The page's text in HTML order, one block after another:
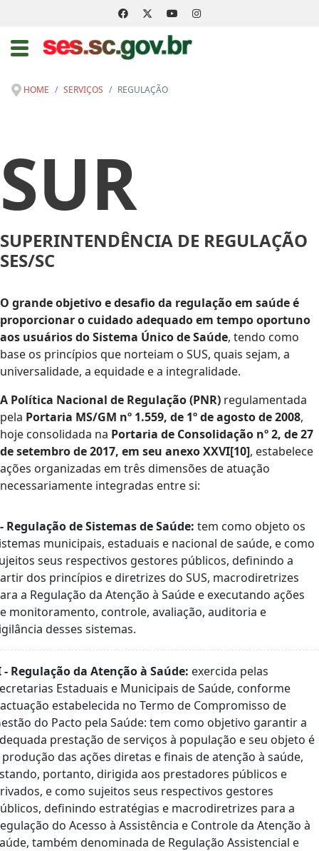
HOME SERVIÇOS REGULAÇÃO
SUR
SUPERINTENDÊNCIA DE REGULAÇÃO
SES/SC
O grande objetivo e desafio da regulação em saúde é
proporcionar o cuidado adequado em tempo oportuno
aos usuários do Sistema Único de Saúde, tendo como
base os princípios que norteiam o SUS, quais sejam, a
universalidade, a equidade e a integralidade.
A Política Nacional de Regulação (PNR) regulamentada
pela Portaria MS/GM nº 1.559, de 1º de agosto de 2008,
hoje consolidada na Portaria de Consolidação nº 2, de 27
de setembro de 2017, em seu anexo XXVI[10], estabelece
ações organizadas em três dimensões de atuação
necessariamente integradas entre si:
Regulação de Sistemas de Saúde: tem como objeto os
municipais, estaduais e nacional de saúde, e como
seus respectivos gestores públicos, definindo a
dos princípios e diretrizes do SUS, macrodiretrizes
a Regulação da Atenção à Saúde e executando ações
monitoramento, controle, avaliação, auditoria e
desses sistemas.
- Regulação da Atenção à Saúde: exercida pelas
Estaduais e Municipais de Saúde, conforme
estabelecida no Termo de Compromisso de
do Pacto pela Saúde: tem como objetivo garantir a
prestação de serviços à população e seu objeto é
produção das ações diretas e finais de atenção à saúde,
portanto, dirigida aos prestadores públicos e
e como sujeitos seus respectivos gestores
definindo estratégias e macrodiretrizes para a
do Acesso à Assistência e Controle da Atenção à
também denominada de Regulação Assistencial e